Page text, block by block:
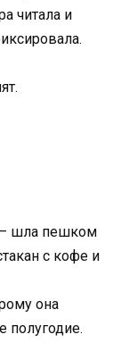
читала и
— шла пешком
с кофе и
она
полугодие.